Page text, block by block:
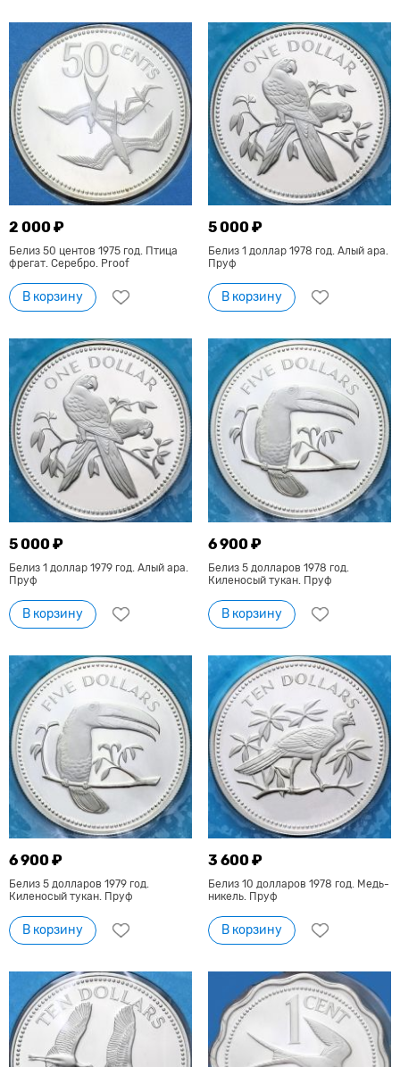
2 000 ₽
Белиз 50 центов 1975 год. Птица
фрегат. Серебро. Proof
В корзину
5 000 ₽
Белиз 1 доллар 1978 год. Алый ара.
Пруф
В корзину
5 000 ₽
Белиз 1 доллар 1979 год. Алый ара.
Пруф
В корзину
6 900 ₽
Белиз 5 долларов 1978 год.
Киленосый тукан. Пруф
В корзину
6 900 ₽
Белиз 5 долларов 1979 год.
Киленосый тукан. Пруф
В корзину
3 600 ₽
Белиз 10 долларов 1978 год. Медь-
никель. Пруф
В корзину